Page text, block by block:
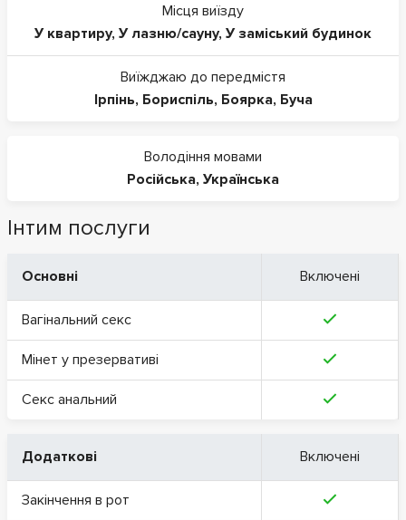
Місця виїзду
У квартиру, У лазню/сауну, У заміський будинок
Виїжджаю до передмістя
Ірпінь, Бориспіль, Боярка, Буча
Володіння мовами
Російська, Українська
Інтим послуги
Основні Включені
Вагінальний секс
Мінет у презервативі
Секс анальний
Додаткові Включені
Закінчення в рот